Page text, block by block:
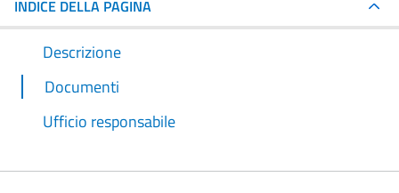
INDICE DELLA PAGINA
Descrizione
Documenti
Ufficio responsabile